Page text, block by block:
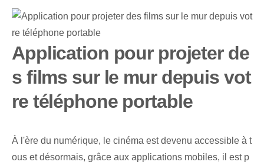
Application pour projeter de
s films sur le mur depuis vot
re téléphone portable
À l'ère du numérique, le cinéma est devenu accessible à t
ous et désormais, grâce aux applications mobiles, il est p